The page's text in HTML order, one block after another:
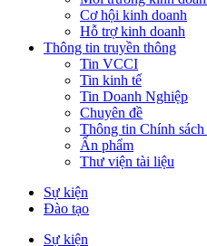
Cơ hội kinh doanh
Hỗ trợ kinh doanh
Thông tin truyền thông
Tin VCCI
Tin kinh tế
Tin Doanh Nghiệp
Chuyên đề
Thông tin Chính sách
Ấn phẩm
Thư viện tài liệu
Sự kiện
Đào tạo
Sự kiện